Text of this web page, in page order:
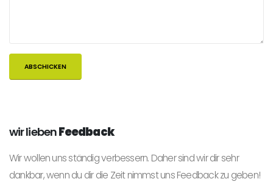
wir liebenFeedback
Wir wollen uns ständig verbessern. Daher sind wir dir sehr
dankbar, wenn du dir die Zeit nimmst uns Feedback zu geben!